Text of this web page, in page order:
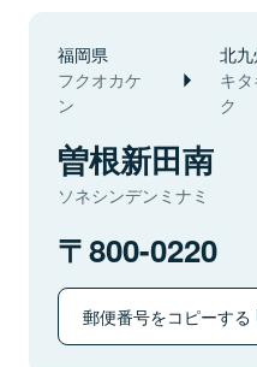
福岡県
フクオカケ
ン
北
キ
ク
曽根新田南
ソネシンデンミナミ
800-0220
郵便番号をコピーする